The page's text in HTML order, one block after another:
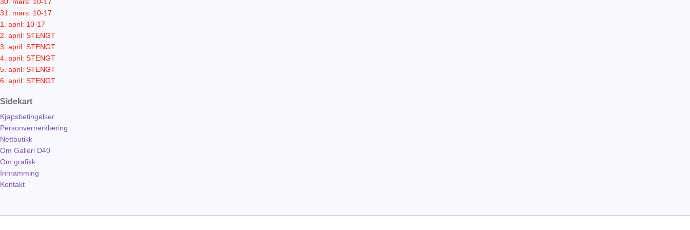
30. mars: 10-17
31. mars: 10-17
1. april: 10-17
2. april: STENGT
3. april: STENGT
4. april: STENGT
5. april: STENGT
6. april: STENGT
Sidekart
Kjøpsbetingelser
Personvernerklæring
Nettbutikk
Om Galleri D40
Om grafikk
Innramming
Kontakt